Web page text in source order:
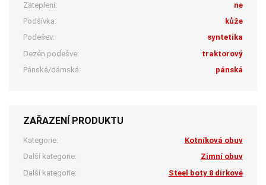
Zateplení:
ne
Podšívka:
kůže
Podešev:
syntetika
Dezén podešve:
traktorový
Pánská/dámská:
pánská
ZAŘAZENÍ PRODUKTU
Kategorie:
Kotníková obuv
Další kategorie:
Zimní obuv
Další kategorie:
Steel boty 8 dírkové